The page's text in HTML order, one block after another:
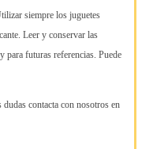
siempre los juguetes
Leer y conservar las
para futuras referencias. Puede
dudas contacta con nosotros en